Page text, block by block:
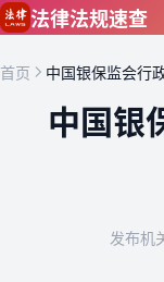
跳到主要内容
法律法规速查
首页 中国银保监会行
中国银
发布机